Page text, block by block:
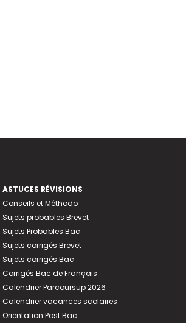
ASTUCES RÉVISIONS
Conseils et Méthodo
Sujets probables Brevet
Sujets Probables Bac
Sujets corrigés Brevet
Sujets corrigés Bac
Corrigés Bac de Français
Calendrier Parcoursup 2026
Calendrier vacances scolaires
Orientation Post Bac